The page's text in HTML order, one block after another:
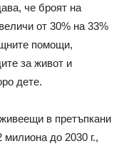
че броят на
от 30% на 33%
помощи,
за живот и
дете.
в претъпкани
до 2030 г.,